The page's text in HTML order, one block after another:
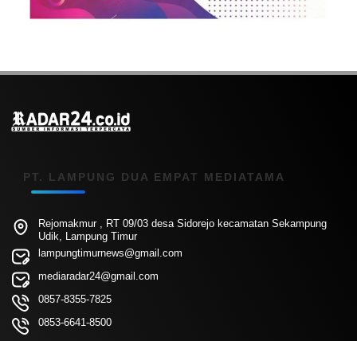
PT. LAMPUNG DUA EMPAT MEDIATAMA
Rejomakmur , RT 09/03 desa Sidorejo kecamatan Sekampung
Udik, Lampung Timur
lampungtimurnews@gmail.com
mediaradar24@gmail.com
0857-8355-7825
0853-6641-8500